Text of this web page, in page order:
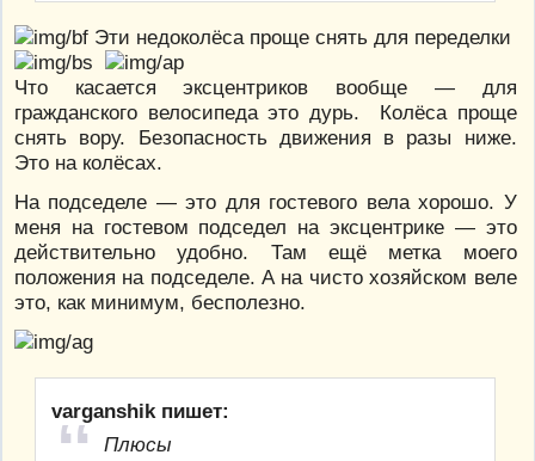
Эти недоколёса проще снять для переделки
Что касается эксцентриков вообще — для
гражданского велосипеда это дурь. Колёса проще
снять вору. Безопасность движения в разы ниже.
Это на колёсах.
На подседеле — это для гостевого вела хорошо. У
меня на гостевом подседел на эксцентрике — это
действительно удобно. Там ещё метка моего
положения на подседеле. А на чисто хозяйском веле
это, как минимум, бесполезно.
varganshik пишет:
Плюсы